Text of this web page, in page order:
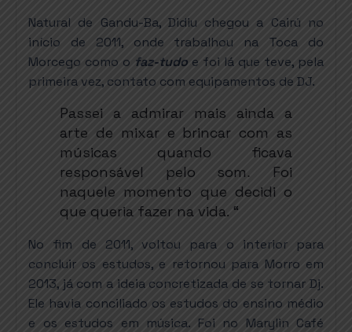
Natural de Gandu-Ba, Didiu chegou a Cairú no
início de 2011, onde trabalhou na Toca do
Morcego como o faz-tudo e foi lá que teve, pela
primeira vez, contato com equipamentos de DJ.
Passei a admirar mais ainda a
arte de mixar e brincar com as
músicas quando ficava
responsável pelo som. Foi
naquele momento que decidi o
que queria fazer na vida. “
No fim de 2011, voltou para o interior para
concluir os estudos, e retornou para Morro em
2013, já com a ideia concretizada de se tornar Dj.
Ele havia conciliado os estudos do ensino médio
e os estudos em música. Foi no Marylin Café